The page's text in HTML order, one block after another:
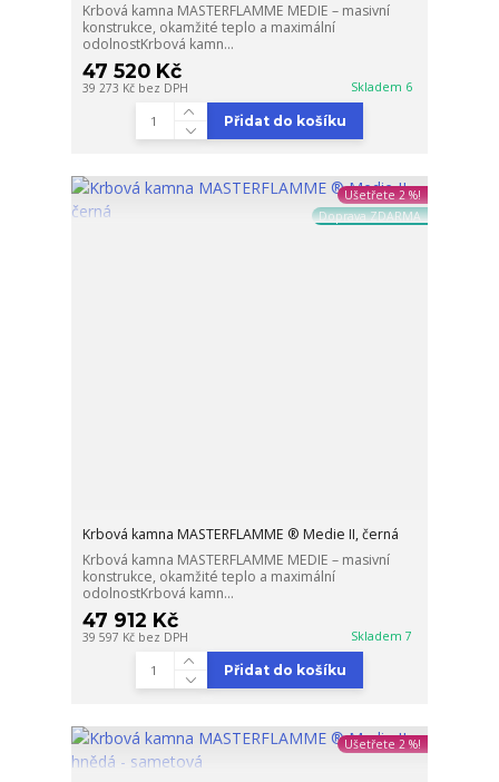
Krbová kamna MASTERFLAMME MEDIE – masivní
konstrukce, okamžité teplo a maximální
odolnostKrbová kamn...
47 520 Kč
39 273 Kč bez DPH Skladem 6
Přidat do košíku
Ušetřete 2 %!
Doprava ZDARMA
Krbová kamna MASTERFLAMME ® Medie II, černá
Krbová kamna MASTERFLAMME MEDIE – masivní
konstrukce, okamžité teplo a maximální
odolnostKrbová kamn...
47 912 Kč
39 597 Kč bez DPH Skladem 7
Přidat do košíku
Ušetřete 2 %!